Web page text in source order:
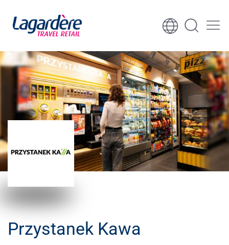
Skocz do treści
Przystanek Kawa